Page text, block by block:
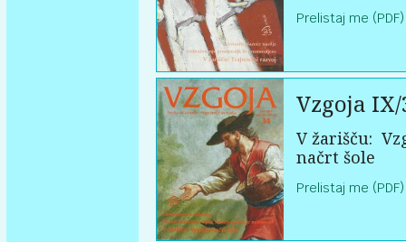
Prelistaj me (PDF)
Vzgoja IX/
V žarišču:
načrt šole
Prelistaj me (PDF)